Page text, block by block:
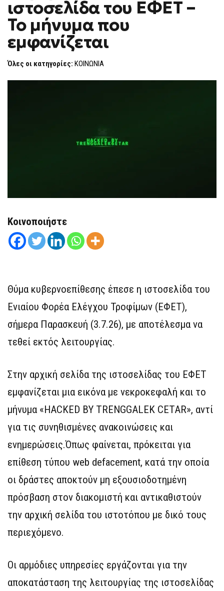
ΤΟΥ
ΕΦΕΤ
–
ΤΟ
ΜΉΝΥΜΑ
ΠΟΥ
ιστοσελίδα του ΕΦΕΤ –
Το μήνυμα που
εμφανίζεται
Όλες οι κατηγορίες: ΚΟΙΝΩΝΙΑ
Κοινοποιήστε
Θύμα κυβερνοεπίθεσης έπεσε η ιστοσελίδα του
Ενιαίου Φορέα Ελέγχου Τροφίμων (ΕΦΕΤ),
σήμερα Παρασκευή (3.7.26), με αποτέλεσμα να
τεθεί εκτός λειτουργίας.
Στην αρχική σελίδα της ιστοσελίδας του ΕΦΕΤ
εμφανίζεται μια εικόνα με νεκροκεφαλή και το
μήνυμα «HACKED BY TRENGGALEK CETAR», αντί
για τις συνηθισμένες ανακοινώσεις και
ενημερώσεις.Όπως φαίνεται, πρόκειται για
επίθεση τύπου web defacement, κατά την οποία
οι δράστες αποκτούν μη εξουσιοδοτημένη
πρόσβαση στον διακομιστή και αντικαθιστούν
την αρχική σελίδα του ιστοτόπου με δικό τους
περιεχόμενο.
Οι αρμόδιες υπηρεσίες εργάζονται για την
αποκατάσταση της λειτουργίας της ιστοσελίδας